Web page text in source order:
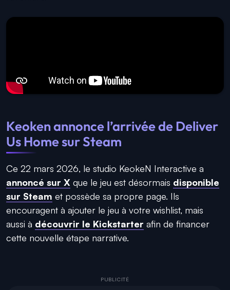
Keoken annonce l’arrivée de Deliver
Us Home sur Steam
Ce 22 mars 2026, le studio KeokeN Interactive a
annoncé sur X que le jeu est désormais disponible
sur Steam et possède sa propre page. Ils
encouragent à ajouter le jeu à votre wishlist, mais
aussi à découvrir le Kickstarter afin de financer
cette nouvelle étape narrative.